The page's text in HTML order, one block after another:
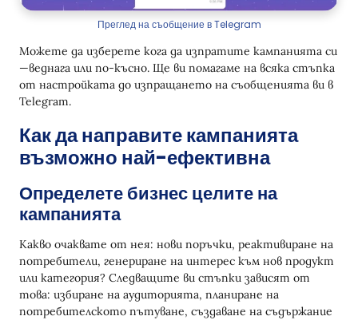
Преглед на съобщение в Telegram
Можете да изберете кога да изпратите кампанията си
—веднага или по-късно. Ще ви помагаме на всяка стъпка
от настройката до изпращането на съобщенията ви в
Telegram.
Как да направите кампанията
възможно най-ефективна
Определете бизнес целите на
кампанията
Какво очаквате от нея: нови поръчки, реактивиране на
потребители, генериране на интерес към нов продукт
или категория? Следващите ви стъпки зависят от
това: избиране на аудиторията, планиране на
потребителското пътуване, създаване на съдържание